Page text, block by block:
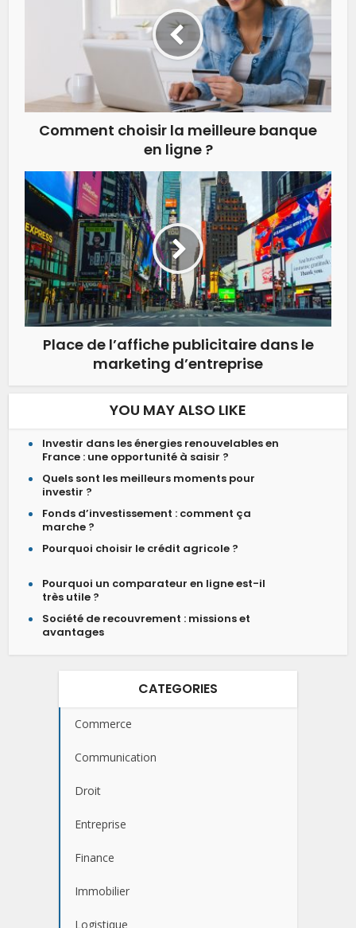
Comment choisir la meilleure banque
en ligne ?
Place de l’affiche publicitaire dans le
marketing d’entreprise
YOU MAY ALSO LIKE
Investir dans les énergies renouvelables en
France : une opportunité à saisir ?
Quels sont les meilleurs moments pour
investir ?
Fonds d’investissement : comment ça
marche ?
Pourquoi choisir le crédit agricole ?
Pourquoi un comparateur en ligne est-il
très utile ?
Société de recouvrement : missions et
avantages
CATEGORIES
Commerce
Communication
Droit
Entreprise
Finance
Immobilier
Logistique